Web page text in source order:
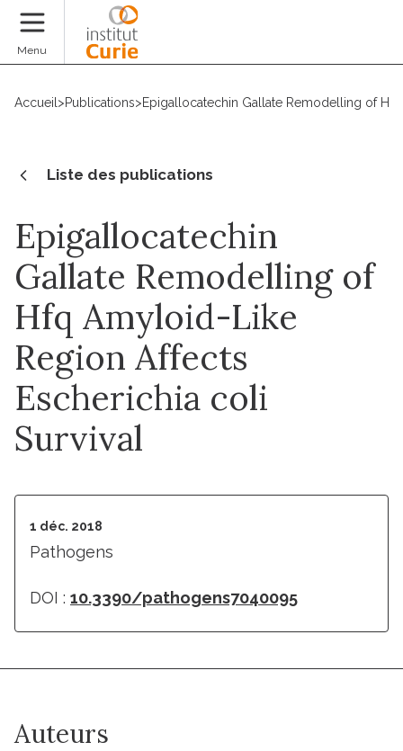
Menu
Accueil >Publications>Epigallocatechin Gallate Remodelling of
Liste des publications
Epigallocatechin
Gallate Remodelling of
Hfq Amyloid-Like
Region Affects
Escherichia coli
Survival
1 déc. 2018
Pathogens
DOI : 10.3390/pathogens7040095
Auteurs